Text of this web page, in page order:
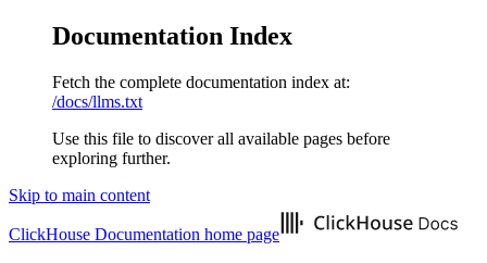
Documentation Index
Fetch the complete documentation index at:
/docs/llms.txt
Use this file to discover all available pages before
exploring further.
Skip to main content
ClickHouse Documentation home page